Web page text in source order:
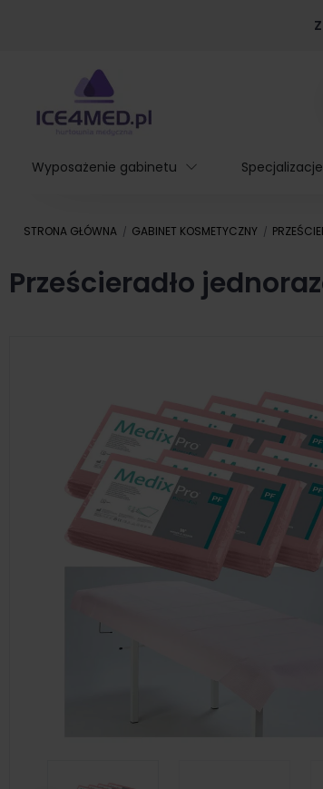
Wyposażenie gabinetu
STRONA GŁÓWNA GABINET KOSMETYCZNY
Prześcieradło